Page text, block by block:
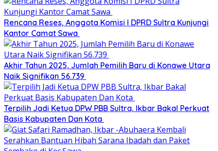
Rencana Reses, Anggota Komisi I DPRD Sultra Kunjungi
Kantor Camat Sawa
Akhir Tahun 2025, Jumlah Pemilih Baru di Konawe Utara
Naik Signifikan 56.739
Terpilih Jadi Ketua DPW PBB Sultra, Ikbar Bakal Perkuat
Basis Kabupaten Dan Kota